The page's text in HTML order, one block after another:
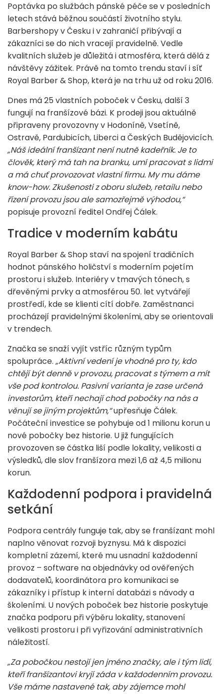
Poptávka po službách pánské péče se v posledních
letech stává běžnou součástí životního stylu.
Barbershopy v Česku i v zahraničí přibývají a
zákazníci se do nich vracejí pravidelně. Vedle
kvalitních služeb je důležitá i atmosféra, která dělá z
návštěvy zážitek. Právě na tomto trendu staví i síť
Royal Barber & Shop, která je na trhu už od roku 2016.
Dnes má 25 vlastních poboček v Česku, další 3
fungují na franšízové bázi. K prodeji jsou aktuálně
připraveny provozovny v Hodoníně, Vsetíně,
Ostravě, Pardubicích, Liberci a Českých Budějovicích.
„Náš ideální franšízant není nutně kadeřník. Je to
člověk, který má tah na branku, umí pracovat s lidmi
a má chuť provozovat vlastní firmu. My mu dáme
know-how. Zkušenosti z oboru služeb, retailu nebo
řízení provozu jsou ale samozřejmě výhodou,“
popisuje provozní ředitel Ondřej Čálek.
Tradice v moderním kabátu
Royal Barber & Shop staví na spojení tradičních
hodnot pánského holičství s moderním pojetím
prostoru i služeb. Interiéry v tmavých tónech, s
dřevěnými prvky a atmosférou 50. let vytvářejí
prostředí, kde se klienti cítí dobře. Zaměstnanci
procházejí pravidelnými školeními, aby se orientovali
v trendech.
Značka se snaží vyjít vstříc různým typům
spolupráce. „Aktivní vedení je vhodné pro ty, kdo
chtějí být denně v provozu, pracovat s týmem a mít
vše pod kontrolou. Pasivní varianta je zase určená
investorům, kteří nechají chod pobočky na nás a
věnují se jiným projektům,“upřesňuje Čálek.
Počáteční investice se pohybuje od 1 milionu korun u
nové pobočky bez historie. U již fungujících
provozoven se částka liší podle lokality, velikosti a
výsledků, dle slov franšízora mezi 1,6 až 4,5 milionu
korun.
Každodenní podpora i pravidelná
setkání
Podpora centrály funguje tak, aby se franšízant mohl
naplno věnovat rozvoji byznysu. Má k dispozici
kompletní zázemí, které mu usnadní každodenní
provoz – software na objednávky od ověřených
dodavatelů, koordinátora pro komunikaci se
zákazníky i přístup k interní databázi s návody a
školeními. U nových poboček bez historie poskytuje
značka podporu při výběru lokality, stanovení
velikosti prostoru i při vyřizování administrativních
náležitostí.
„Za pobočkou nestojí jen jméno značky, ale i tým lidí,
kteří franšízantovi kryjí záda v každodenním provozu.
Vše máme nastavené tak, aby zájemce mohl